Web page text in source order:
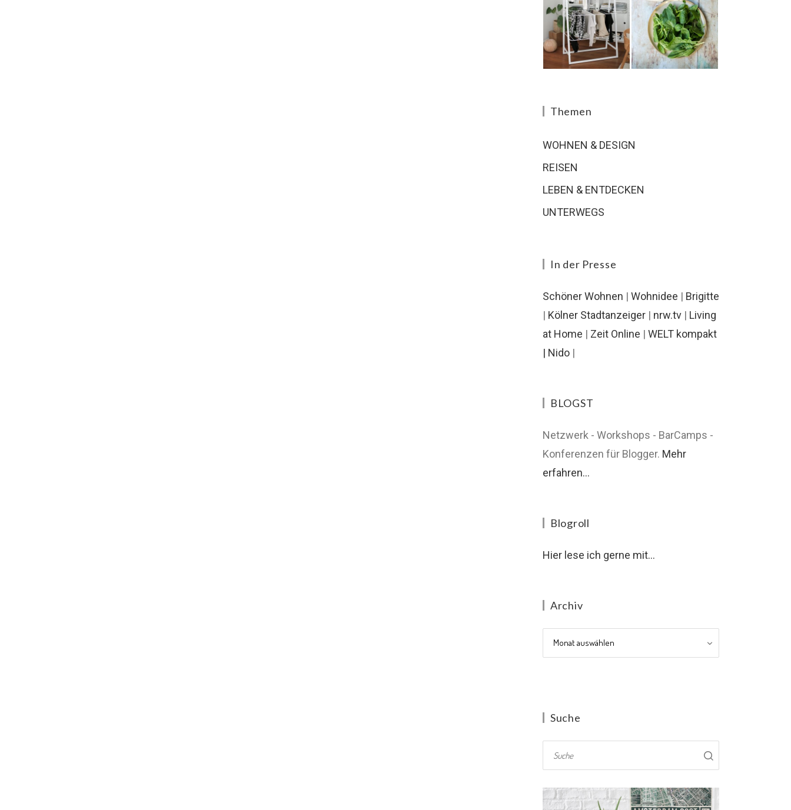
Themen
WOHNEN & DESIGN
REISEN
LEBEN & ENTDECKEN
UNTERWEGS
In der Presse
Schöner Wohnen | Wohnidee | Brigitte
| Kölner Stadtanzeiger | nrw.tv | Living
at Home | Zeit Online | WELT kompakt
| Nido |
BLOGST
Netzwerk - Workshops - BarCamps -
Konferenzen für Blogger. Mehr
erfahren...
Blogroll
Hier lese ich gerne mit...
Archiv
Archiv
Suche